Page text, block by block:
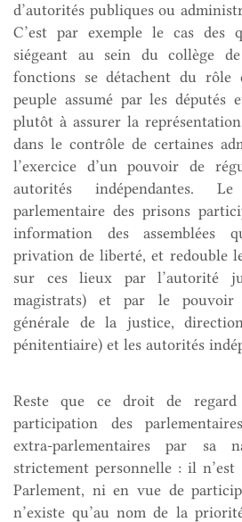
d’autorités publiques ou
C’est par exemple le cas des
siégeant au sein du collège
fonctions se détachent du rôle
peuple assumé par les députés
plutôt à assurer la
dans le contrôle de certaines
l’exercice d’un pouvoir de
autorités indépendantes.
parlementaire des prisons
information des assemblées
privation de liberté, et redouble
sur ces lieux par l’autorité
magistrats) et par le pouvoir
générale de la justice,
pénitentiaire) et les autorités
Reste que ce droit de
participation des
extra-parlementaires par sa
strictement personnelle : il
Parlement, ni en vue de
n’existe qu’au nom de la